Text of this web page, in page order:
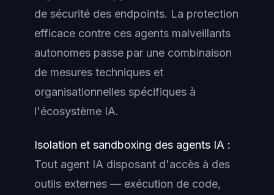
de sécurité des endpoints. La protection
efficace contre ces agents malveillants
autonomes passe par une combinaison
de mesures techniques et
organisationnelles spécifiques à
l'écosystème IA.
Isolation et sandboxing des agents IA :
Tout agent IA disposant d'accès à des
outils externes — exécution de code,